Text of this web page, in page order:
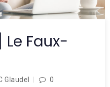
Le Faux-
Glaudel
0